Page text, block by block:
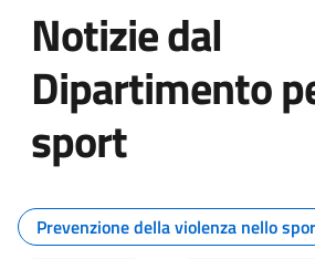
Notizie dal
Dipartimento
sport
Tutti i contenuti
Prevenzione della violenza nello